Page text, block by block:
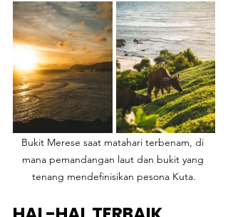
Bukit Merese saat matahari terbenam, di
mana pemandangan laut dan bukit yang
tenang mendefinisikan pesona Kuta.